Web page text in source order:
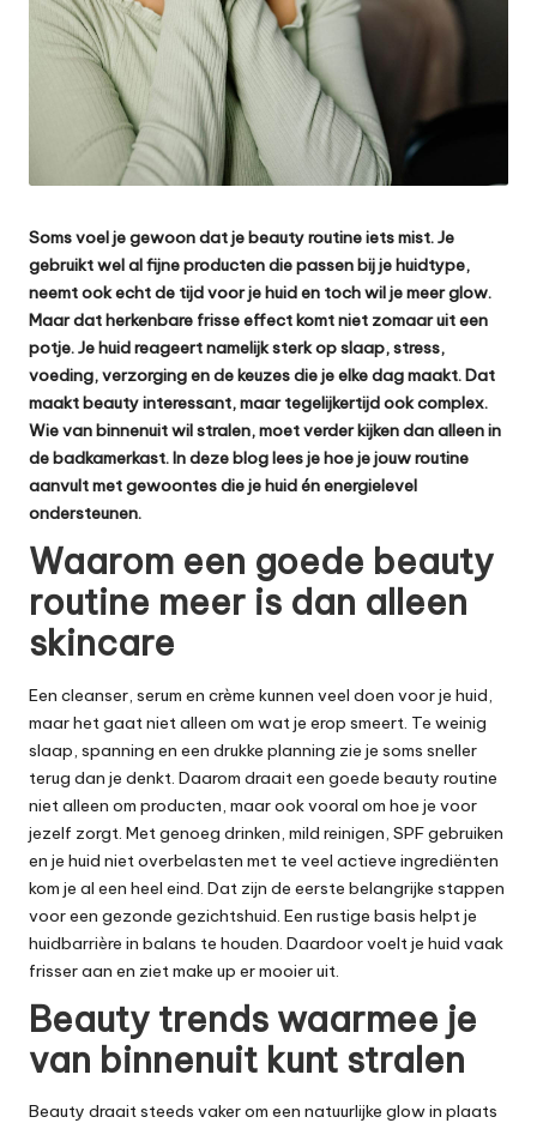
Soms voel je gewoon dat je beauty routine iets mist. Je
gebruikt wel al fijne producten die passen bij je huidtype,
neemt ook echt de tijd voor je huid en toch wil je meer glow.
Maar dat herkenbare frisse effect komt niet zomaar uit een
potje. Je huid reageert namelijk sterk op slaap, stress,
voeding, verzorging en de keuzes die je elke dag maakt. Dat
maakt beauty interessant, maar tegelijkertijd ook complex.
Wie van binnenuit wil stralen, moet verder kijken dan alleen in
de badkamerkast. In deze blog lees je hoe je jouw routine
aanvult met gewoontes die je huid én energielevel
ondersteunen.
Waarom een goede beauty
routine meer is dan alleen
skincare
Een cleanser, serum en crème kunnen veel doen voor je huid,
maar het gaat niet alleen om wat je erop smeert. Te weinig
slaap, spanning en een drukke planning zie je soms sneller
terug dan je denkt. Daarom draait een goede beauty routine
niet alleen om producten, maar ook vooral om hoe je voor
jezelf zorgt. Met genoeg drinken, mild reinigen, SPF gebruiken
en je huid niet overbelasten met te veel actieve ingrediënten
kom je al een heel eind. Dat zijn de eerste belangrijke stappen
voor een gezonde gezichtshuid . Een rustige basis helpt je
huidbarrière in balans te houden. Daardoor voelt je huid vaak
frisser aan en ziet make up er mooier uit.
Beauty trends waarmee je
van binnenuit kunt stralen
Beauty draait steeds vaker om een natuurlijke glow in plaats